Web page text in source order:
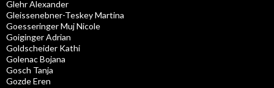
Glehr Alexander
Gleissenebner-Teskey Martina
Goesseringer Muj Nicole
Goiginger Adrian
Goldscheider Kathi
Golenac Bojana
Gosch Tanja
Gozde Eren